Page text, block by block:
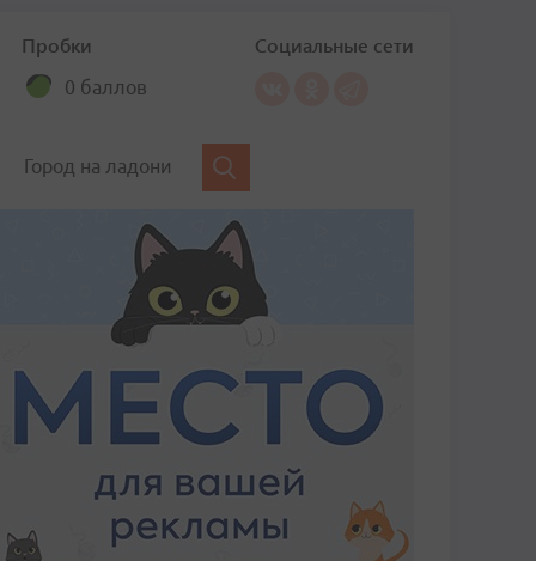
Пробки
0 баллов
Социальные сети
Город на ладони